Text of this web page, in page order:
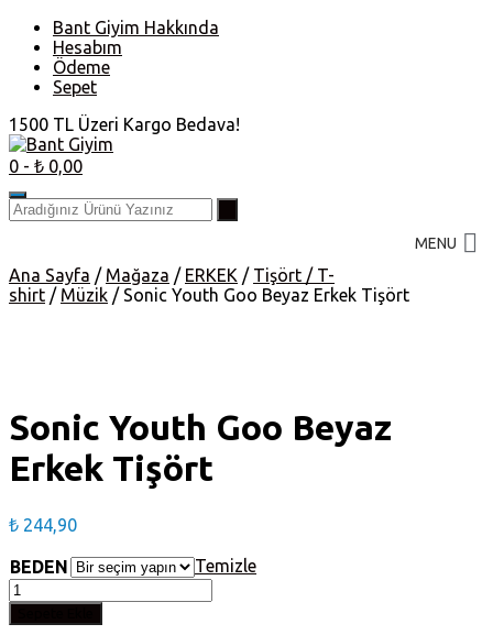
Skip
content
Bant Giyim Hakkında
Hesabım
Ödeme
Sepet
1500 TL Üzeri Kargo Bedava!
0 - ₺ 0,00
MENU
Ana Sayfa / Mağaza / ERKEK / Tişört / T-
shirt / Müzik / Sonic Youth Goo Beyaz Erkek Tişört
Sonic Youth Goo Beyaz
Erkek Tişört
₺ 244,90
BEDEN
Temizle
Sonic
Youth
Goo